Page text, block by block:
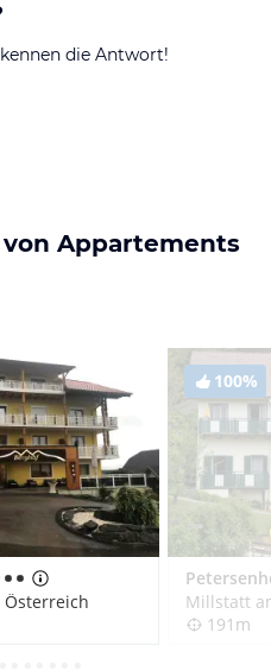
die Antwort!
Appartements
Österreich
100%
Millstatt
191m